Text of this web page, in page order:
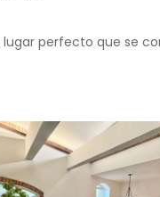
perfecto que se